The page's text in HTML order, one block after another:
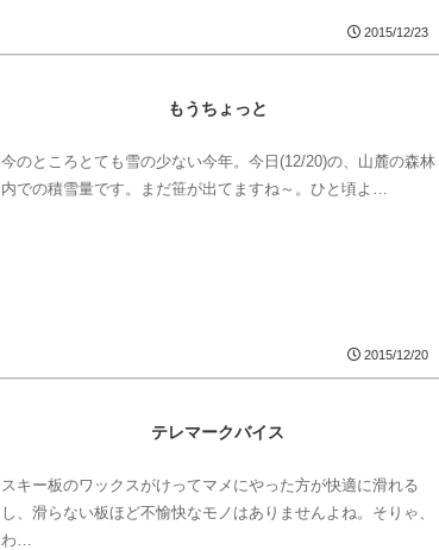
2015/12/23
もうちょっと
今のところとても雪の少ない今年。今日(12/20)の、山麓の森林
内での積雪量です。まだ笹が出てますね～。ひと頃よ…
2015/12/20
テレマークバイス
スキー板のワックスがけってマメにやった方が快適に滑れる
し、滑らない板ほど不愉快なモノはありませんよね。そりゃ、
わ…